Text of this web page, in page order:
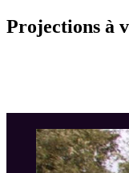
Projections à